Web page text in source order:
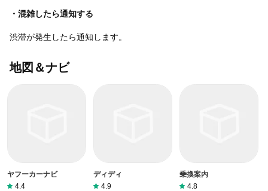
・混雑したら通知する
渋滞が発生したら通知します。
地図＆ナビ
ヤフーカーナビ
4.4
ディディ
4.9
乗換案内
4.8